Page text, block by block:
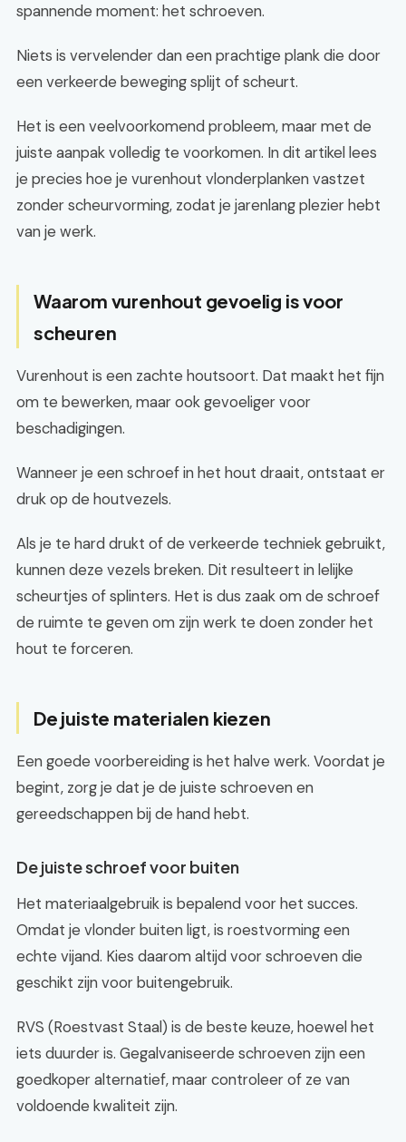
spannende moment: het schroeven.
Niets is vervelender dan een prachtige plank die door
een verkeerde beweging splijt of scheurt.
Het is een veelvoorkomend probleem, maar met de
juiste aanpak volledig te voorkomen. In dit artikel lees
je precies hoe je vurenhout vlonderplanken vastzet
zonder scheurvorming, zodat je jarenlang plezier hebt
van je werk.
Waarom vurenhout gevoelig is voor
scheuren
Vurenhout is een zachte houtsoort. Dat maakt het fijn
om te bewerken, maar ook gevoeliger voor
beschadigingen.
Wanneer je een schroef in het hout draait, ontstaat er
druk op de houtvezels.
Als je te hard drukt of de verkeerde techniek gebruikt,
kunnen deze vezels breken. Dit resulteert in lelijke
scheurtjes of splinters. Het is dus zaak om de schroef
de ruimte te geven om zijn werk te doen zonder het
hout te forceren.
De juiste materialen kiezen
Een goede voorbereiding is het halve werk. Voordat je
begint, zorg je dat je de juiste schroeven en
gereedschappen bij de hand hebt.
De juiste schroef voor buiten
Het materiaalgebruik is bepalend voor het succes.
Omdat je vlonder buiten ligt, is roestvorming een
echte vijand. Kies daarom altijd voor schroeven die
geschikt zijn voor buitengebruik.
RVS (Roestvast Staal) is de beste keuze, hoewel het
iets duurder is. Gegalvaniseerde schroeven zijn een
goedkoper alternatief, maar controleer of ze van
voldoende kwaliteit zijn.